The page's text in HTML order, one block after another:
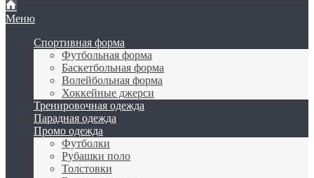
Меню
Спортивная форма
Футбольная форма
Баскетбольная форма
Волейбольная форма
Хоккейные джерси
Тренировочная одежда
Парадная одежда
Промо одежда
Футболки
Рубашки поло
Толстовки